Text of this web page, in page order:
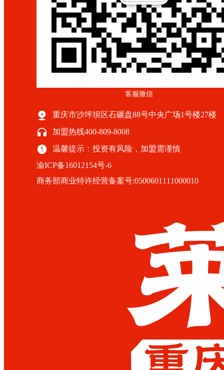
客服微信
重庆市沙坪坝区石碾盘88号中央广场1号楼27楼
加盟热线400-809-8008
温馨提示：投资有风险，加盟需谨慎
渝ICP备16012154号-6
商务部商业特许经营备案号:0500601111000010